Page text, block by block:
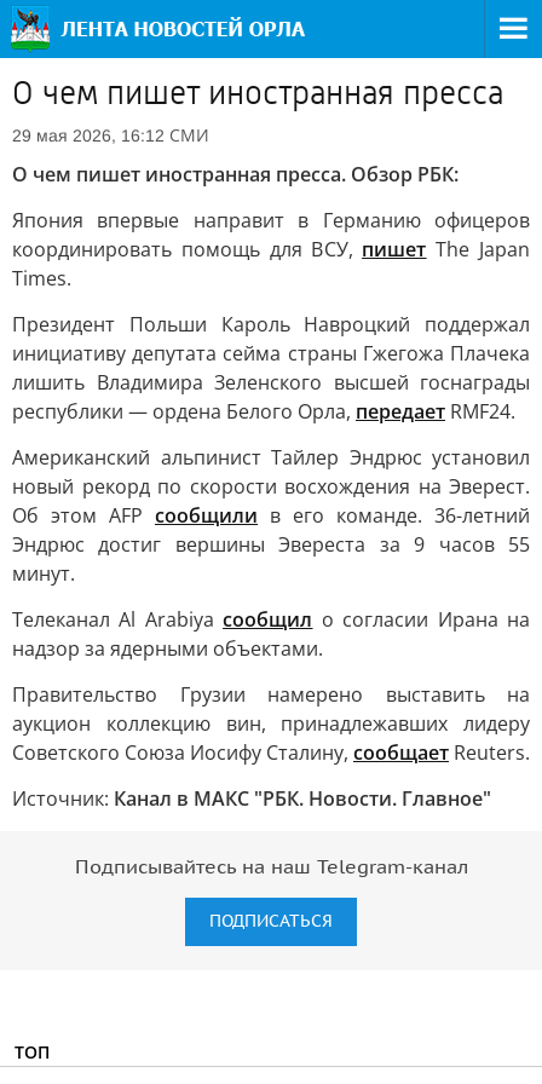
О чем пишет иностранная пресса
29 мая 2026, 16:12 СМИ
О чем пишет иностранная пресса. Обзор РБК:
Япония впервые направит в Германию офицеров
координировать помощь для ВСУ, пишет The Japan
Times.
Президент Польши Кароль Навроцкий поддержал
инициативу депутата сейма страны Гжегожа Плачека
лишить Владимира Зеленского высшей госнаграды
республики — ордена Белого Орла, передает RMF24.
Американский альпинист Тайлер Эндрюс установил
новый рекорд по скорости восхождения на Эверест.
Об этом AFP сообщили в его команде. 36-летний
Эндрюс достиг вершины Эвереста за 9 часов 55
минут.
Телеканал Al Arabiyaсообщил о согласии Ирана на
надзор за ядерными объектами.
Правительство Грузии намерено выставить на
аукцион коллекцию вин, принадлежавших лидеру
Советского Союза Иосифу Сталину, сообщает Reuters.
Источник: Канал в МАКС "РБК. Новости. Главное"
Подписывайтесь на наш Telegram-канал
ПОДПИСАТЬСЯ
ТОП